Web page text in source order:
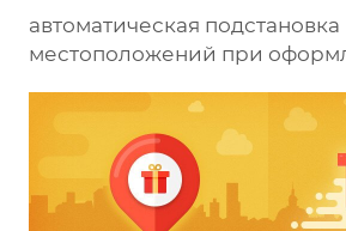
автоматическая подстановка
местоположений при